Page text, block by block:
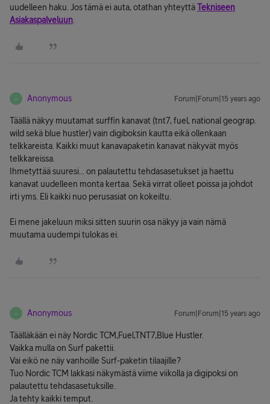
uudelleen haku. Jos tämä ei auta, otathan yhteyttäTekniseen
Asiakaspalveluun
A Anonymous Forum|Forum|15 years ago
Täällä näkyy muutamat surffin kanavat (tnt7, fuel, national geograp.
wild sekä blue hustler) vain digiboksin kautta eikä ollenkaan
telkkareista. Kaikki muut kanavapaketin kanavat näkyvät myös
telkkareissa.
Ihmetyttää suuresi... on palautettu tehdasasetukset ja haettu
kanavat uudelleen monta kertaa. Sekä virrat olleet poissa ja johdot
irti yms. Eli kaikki nuo perusasiat on kokeiltu.
Ei mene jakeluun miksi sitten suurin osa näkyy ja vain nämä
muutama uudempi tulokas ei.
A Anonymous Forum|Forum|15 years ago
Täälläkään ei näy Nordic TCM,Fuel,TNT7,Blue Hustler.
Vaikka mulla on Surf pakettii.
Vai eikö ne näy vanhoille Surf-paketin tilaajille?
Tuo Nordic TCM lakkasi näkymästä viime viikolla ja digipoksi on
palautettu tehdasasetuksille.
Ja tehty kaikki temput.